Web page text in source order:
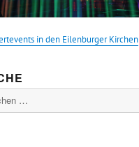
Places auf der Spur“
in den Eilenburger Kirchen